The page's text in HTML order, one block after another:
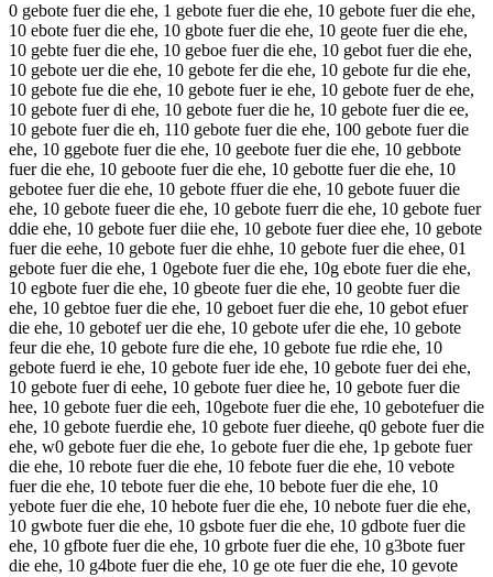
0 gebote fuer die ehe, 1 gebote fuer die ehe, 10 gebote fuer die ehe,
10 ebote fuer die ehe, 10 gbote fuer die ehe, 10 geote fuer die ehe,
10 gebte fuer die ehe, 10 geboe fuer die ehe, 10 gebot fuer die ehe,
10 gebote uer die ehe, 10 gebote fer die ehe, 10 gebote fur die ehe,
10 gebote fue die ehe, 10 gebote fuer ie ehe, 10 gebote fuer de ehe,
10 gebote fuer di ehe, 10 gebote fuer die he, 10 gebote fuer die ee,
10 gebote fuer die eh, 110 gebote fuer die ehe, 100 gebote fuer die
ehe, 10 ggebote fuer die ehe, 10 geebote fuer die ehe, 10 gebbote
fuer die ehe, 10 geboote fuer die ehe, 10 gebotte fuer die ehe, 10
gebotee fuer die ehe, 10 gebote ffuer die ehe, 10 gebote fuuer die
ehe, 10 gebote fueer die ehe, 10 gebote fuerr die ehe, 10 gebote fuer
ddie ehe, 10 gebote fuer diie ehe, 10 gebote fuer diee ehe, 10 gebote
fuer die eehe, 10 gebote fuer die ehhe, 10 gebote fuer die ehee, 01
gebote fuer die ehe, 1 0gebote fuer die ehe, 10g ebote fuer die ehe,
10 egbote fuer die ehe, 10 gbeote fuer die ehe, 10 geobte fuer die
ehe, 10 gebtoe fuer die ehe, 10 geboet fuer die ehe, 10 gebot efuer
die ehe, 10 gebotef uer die ehe, 10 gebote ufer die ehe, 10 gebote
feur die ehe, 10 gebote fure die ehe, 10 gebote fue rdie ehe, 10
gebote fuerd ie ehe, 10 gebote fuer ide ehe, 10 gebote fuer dei ehe,
10 gebote fuer di eehe, 10 gebote fuer diee he, 10 gebote fuer die
hee, 10 gebote fuer die eeh, 10gebote fuer die ehe, 10 gebotefuer die
ehe, 10 gebote fuerdie ehe, 10 gebote fuer dieehe, q0 gebote fuer die
ehe, w0 gebote fuer die ehe, 1o gebote fuer die ehe, 1p gebote fuer
die ehe, 10 rebote fuer die ehe, 10 febote fuer die ehe, 10 vebote
fuer die ehe, 10 tebote fuer die ehe, 10 bebote fuer die ehe, 10
yebote fuer die ehe, 10 hebote fuer die ehe, 10 nebote fuer die ehe,
10 gwbote fuer die ehe, 10 gsbote fuer die ehe, 10 gdbote fuer die
ehe, 10 gfbote fuer die ehe, 10 grbote fuer die ehe, 10 g3bote fuer
die ehe, 10 g4bote fuer die ehe, 10 ge ote fuer die ehe, 10 gevote